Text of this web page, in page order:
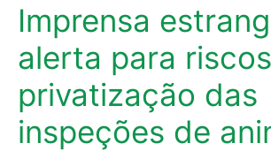
Imprensa
alerta para
privatização das
inspeções de